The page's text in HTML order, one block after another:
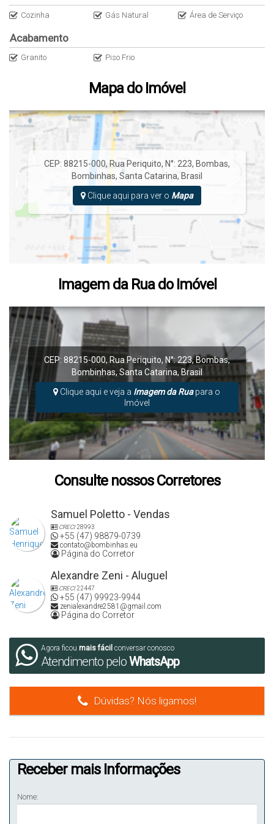
após a efetivação da reserva.
Roupas de Cama
Não disponibilizamos roupas de cama, toalhas e lençóis.
LOCALIZAÇÃO EXATA DA IMOBILIÁRIA: estamos localizados na
TAXAS: Taxa de limpeza única: R$ 250,00 reais.
Pet somente de porte pequeno
Cozinha Gás Natural Área de Serviço
Acabamento
Granito Piso Frio
Mapa do Imóvel
CEP: 88215-000, Rua Periquito, N°: 223, Bombas,
Bombinhas, Santa Catarina, Brasil
Clique aqui para ver o Mapa
Imagem da Rua do Imóvel
CEP: 88215-000,Rua Periquito, N°:223,Bombas,
Bombinhas, Santa Catarina, Brasil
Clique aqui e veja a Imagem da Ruapara o
Imóvel
Consulte nossos Corretores
Samuel Poletto - Vendas
CRECI28993
+55 (47) 98879-0739
contato@bombinhas.eu
Página do Corretor
Alexandre Zeni - Aluguel
CRECI22447
+55 (47) 99923-9944
zenialexandre2581@gmail.com
Página do Corretor
Agora ficou mais fácil conversar conosco
Atendimento peloWhatsApp
Dúvidas? Nós ligamos!
Receber mais Informações
Nome: